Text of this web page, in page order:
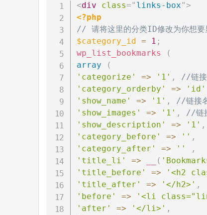
<div class=" links-box">
<?php
// 请将这里的分类ID修改为你想要
$category_id = 1 ;
wp_list_bookmarks
(
array
(
'categorize'
=> '1' ,
//链接
'category_orderby'
=> 'id'
'show_name'
=> '1' ,
//链接
'show_images'
=> '1' ,
//链
'show_description'
=> '1' ,
'category_before'
=> '' ,
'category_after'
=> ''
,
'title_li'
=> (
'title_before'
=> '<h2
'title_after'
=> '</h2>' ,
'before'
=> '<li
'after'
=> '</li>' ,